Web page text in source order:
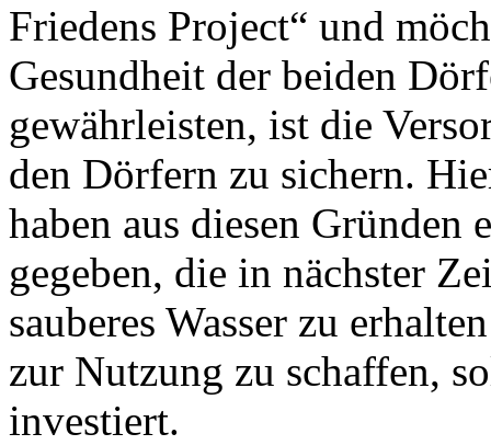
Friedens Project“ und
Gesundheit der beiden
gewährleisten, ist die
den Dörfern zu sichern.
haben aus diesen
gegeben, die in nächster
sauberes Wasser zu
zur Nutzung zu schaffen,
investiert.